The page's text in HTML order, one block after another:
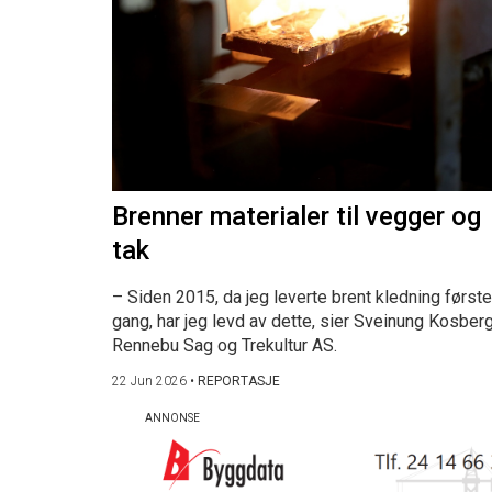
Brenner materialer til vegger og
tak
– Siden 2015, da jeg leverte brent kledning første
gang, har jeg levd av dette, sier Sveinung
Rennebu Sag og Trekultur AS.
22 Jun 2026 • REPORTASJE